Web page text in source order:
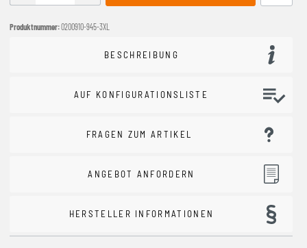
Produktnummer:0200910-945-3XL
BESCHREIBUNG
AUF KONFIGURATIONSLISTE
FRAGEN ZUM ARTIKEL
ANGEBOT ANFORDERN
HERSTELLER INFORMATIONEN